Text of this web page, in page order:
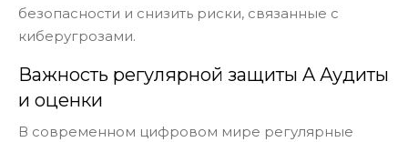
безопасности и снизить риски, связанные с
киберугрозами.
Важность регулярной защиты A Аудиты
и оценки
В современном цифровом мире регулярные